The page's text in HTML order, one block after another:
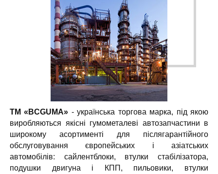
ТМ «BCGUMA» - українська торгова марка, під якою
виробляються якісні гумометалеві автозапчастини в
широкому асортименті для післягарантійного
обслуговування європейських і азіатських
автомобілів: сайлентблоки, втулки стабілізатора,
подушки двигуна і КПП, пильовики, втулки